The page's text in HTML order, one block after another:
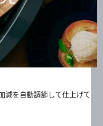
減を自動調節して仕上げて